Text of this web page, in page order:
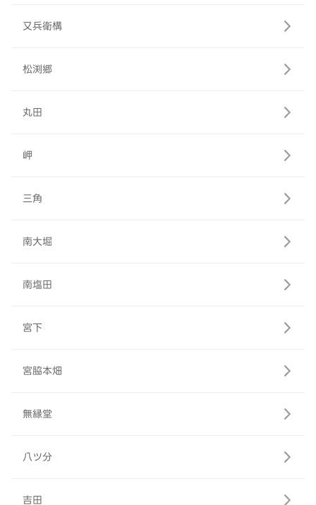
又兵衛構
松渕郷
丸田
岬
三角
南大堀
南塩田
宮下
宮脇本畑
無縁堂
八ツ分
吉田